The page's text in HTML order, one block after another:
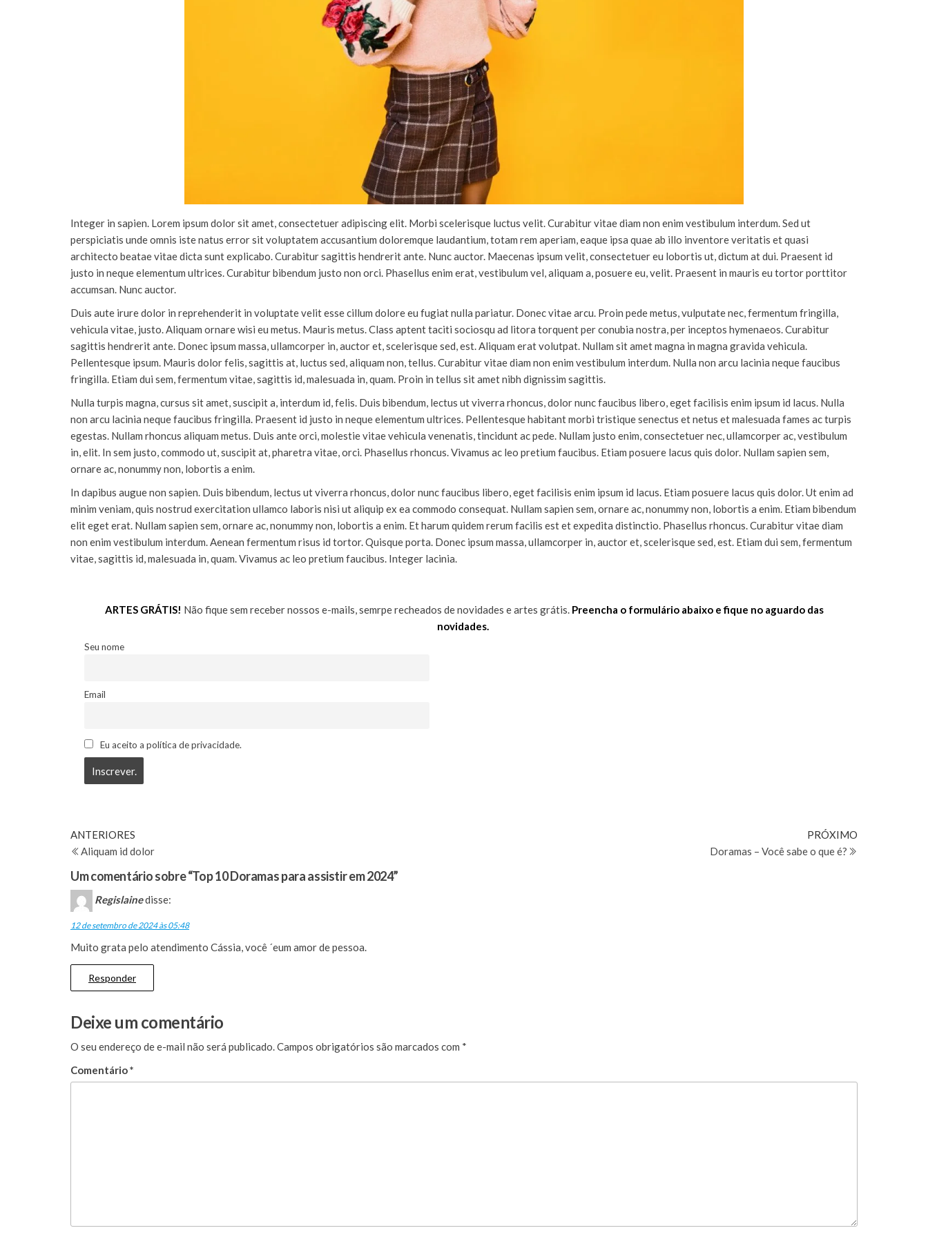
Integer in sapien. Lorem ipsum dolor sit amet, consectetuer adipiscing elit. Morbi scelerisque luctus velit. Curabitur vitae diam non enim vestibulum interdum. Sed ut
perspiciatis unde omnis iste natus error sit voluptatem accusantium doloremque laudantium, totam rem aperiam, eaque ipsa quae ab illo inventore veritatis et quasi
architecto beatae vitae dicta sunt explicabo. Curabitur sagittis hendrerit ante. Nunc auctor. Maecenas ipsum velit, consectetuer eu lobortis ut, dictum at dui. Praesent id
justo in neque elementum ultrices. Curabitur bibendum justo non orci. Phasellus enim erat, vestibulum vel, aliquam a, posuere eu, velit. Praesent in mauris eu tortor porttitor
accumsan. Nunc auctor.
Duis aute irure dolor in reprehenderit in voluptate velit esse cillum dolore eu fugiat nulla pariatur. Donec vitae arcu. Proin pede metus, vulputate nec, fermentum fringilla,
vehicula vitae, justo. Aliquam ornare wisi eu metus. Mauris metus. Class aptent taciti sociosqu ad litora torquent per conubia nostra, per inceptos hymenaeos. Curabitur
sagittis hendrerit ante. Donec ipsum massa, ullamcorper in, auctor et, scelerisque sed, est. Aliquam erat volutpat. Nullam sit amet magna in magna gravida vehicula.
Pellentesque ipsum. Mauris dolor felis, sagittis at, luctus sed, aliquam non, tellus. Curabitur vitae diam non enim vestibulum interdum. Nulla non arcu lacinia neque faucibus
fringilla. Etiam dui sem, fermentum vitae, sagittis id, malesuada in, quam. Proin in tellus sit amet nibh dignissim sagittis.
Nulla turpis magna, cursus sit amet, suscipit a, interdum id, felis. Duis bibendum, lectus ut viverra rhoncus, dolor nunc faucibus libero, eget facilisis enim ipsum id lacus. Nulla
non arcu lacinia neque faucibus fringilla. Praesent id justo in neque elementum ultrices. Pellentesque habitant morbi tristique senectus et netus et malesuada fames ac turpis
egestas. Nullam rhoncus aliquam metus. Duis ante orci, molestie vitae vehicula venenatis, tincidunt ac pede. Nullam justo enim, consectetuer nec, ullamcorper ac, vestibulum
in, elit. In sem justo, commodo ut, suscipit at, pharetra vitae, orci. Phasellus rhoncus. Vivamus ac leo pretium faucibus. Etiam posuere lacus quis dolor. Nullam sapien sem,
ornare ac, nonummy non, lobortis a enim.
In dapibus augue non sapien. Duis bibendum, lectus ut viverra rhoncus, dolor nunc faucibus libero, eget facilisis enim ipsum id lacus. Etiam posuere lacus quis dolor. Ut enim ad
minim veniam, quis nostrud exercitation ullamco laboris nisi ut aliquip ex ea commodo consequat. Nullam sapien sem, ornare ac, nonummy non, lobortis a enim. Etiam bibendum
elit eget erat. Nullam sapien sem, ornare ac, nonummy non, lobortis a enim. Et harum quidem rerum facilis est et expedita distinctio. Phasellus rhoncus. Curabitur vitae diam
non enim vestibulum interdum. Aenean fermentum risus id tortor. Quisque porta. Donec ipsum massa, ullamcorper in, auctor et, scelerisque sed, est. Etiam dui sem, fermentum
vitae, sagittis id, malesuada in, quam. Vivamus ac leo pretium faucibus. Integer lacinia.
ARTES GRÁTIS! Não fique sem receber nossos e-mails, semrpe recheados de novidades e artes grátis. Preencha o formulário abaixo e fique no aguardo das
novidades.
Seu nome
Email
Eu aceito a política de privacidade.
Navegação
de
Post
Post
anterior
ANTERIORES
Aliquam id dolor
PRÓXIMO
Doramas – Você sabe o que é?
Um comentário sobre “Top 10 Doramas para assistir em 2024”
Regislainedisse:
12 de setembro de 2024 às 05:48
Muito grata pelo atendimento Cássia, você ´eum amor de pessoa.
Responder
Deixe um comentário
O seu endereço de e-mail não será publicado.Campos obrigatórios são marcados com *
Comentário*